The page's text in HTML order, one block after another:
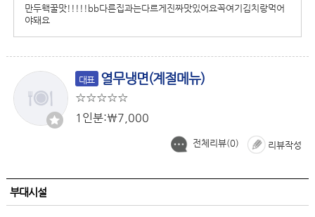
만두핵꿀맛!!!!!bb다른집과는다르게진짜맛있어요꼭여기김치랑먹어
야돼요
대표 열무냉면(계절메뉴)
1인분:￦7,000
리뷰작성
전체리뷰(0)
부대시설